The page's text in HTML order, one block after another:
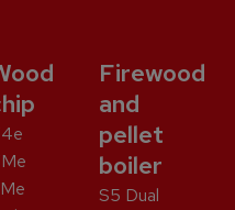
Firewood
and
pellet
boiler
S5 Dual